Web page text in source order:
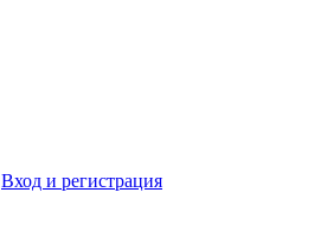
Вход и регистрация